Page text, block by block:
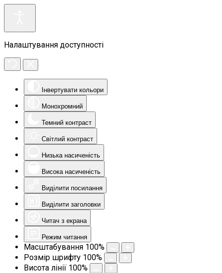
Налаштування доступності
Інвертувати кольори
Монохромний
Темний контраст
Світлий контраст
Низька насиченість
Висока насиченість
Виділити посилання
Виділити заголовки
Читач з екрана
Режим читання
Масштабування 100%
Розмір шрифту 100%
Висота лінії 100%